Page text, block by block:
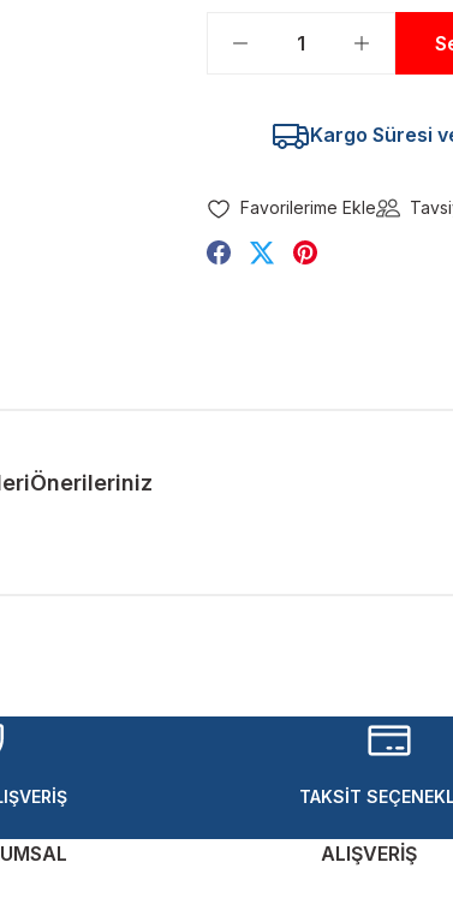
Kargo Süresi
Önerileriniz
Yorum Yaz
TAKSİT
ALIŞVERİŞ